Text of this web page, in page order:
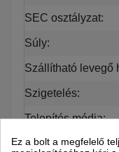
SEC osztályzat:
Súly:
Szállítható levegő
Szigetelés:
Telepítés módja:
Teljesítmény [W]:
Ez a bolt a megfelelő